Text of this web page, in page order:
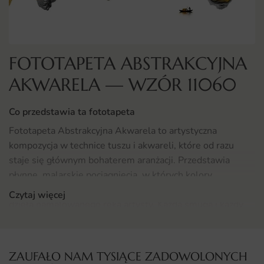
FOTOTAPETA ABSTRAKCYJNA
AKWARELA — WZÓR 11060
Co przedstawia ta fototapeta
Fototapeta Abstrakcyjna Akwarela to artystyczna
kompozycja w technice tuszu i akwareli, które od razu
staje się głównym bohaterem aranżacji. Przedstawia
swobodnie się rozlewają, tworząc wrażenie unikatowego
Subtelne przejścia barw, miękkie kontury i artystyczna
Czytaj więcej
ZAUFAŁO NAM TYSIĄCE ZADOWOLONYCH